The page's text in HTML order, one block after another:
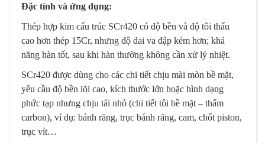
Đặc tính và ứng dụng:
Thép hợp kim cấu trúc SCr420 có độ bền và độ tôi thấu
cao hơn thép 15Cr, nhưng độ dai va đập kém hơn; khả
năng hàn tốt, sau khi hàn thường không cần xử lý nhiệt.
SCr420 được dùng cho các chi tiết chịu mài mòn bề mặt,
yêu cầu độ bền lõi cao, kích thước lớn hoặc hình dạng
phức tạp nhưng chịu tải nhỏ (chi tiết tôi bề mặt – thấm
carbon), ví dụ: bánh răng, trục bánh răng, cam, chốt piston,
trục vít…